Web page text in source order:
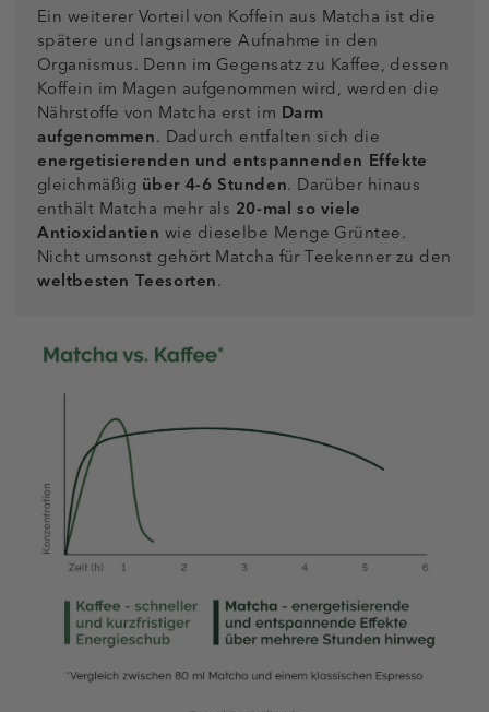
Ein weiterer Vorteil von Koffein aus Matcha ist die
spätere und langsamere Aufnahme in den
Organismus. Denn im Gegensatz zu Kaffee, dessen
Koffein im Magen aufgenommen wird, werden die
Nährstoffe von Matcha erst im Darm
aufgenommen. Dadurch entfalten sich die
energetisierenden und entspannenden Effekte
gleichmäßig über 4-6 Stunden. Darüber hinaus
enthält Matcha mehr als 20-mal so viele
Antioxidantien wie dieselbe Menge Grüntee.
Nicht umsonst gehört Matcha für Teekenner zu den
weltbesten Teesorten.